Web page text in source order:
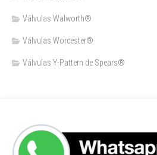
Válvulas Walworth®
Válvulas Worcester®
Válvulas Y-Pattern de Spears®️